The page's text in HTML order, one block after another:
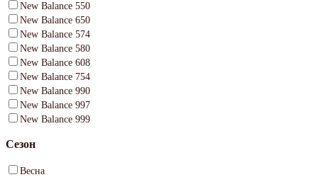
New Balance 550
New Balance 650
New Balance 574
New Balance 580
New Balance 608
New Balance 754
New Balance 990
New Balance 997
New Balance 999
Сезон
Весна